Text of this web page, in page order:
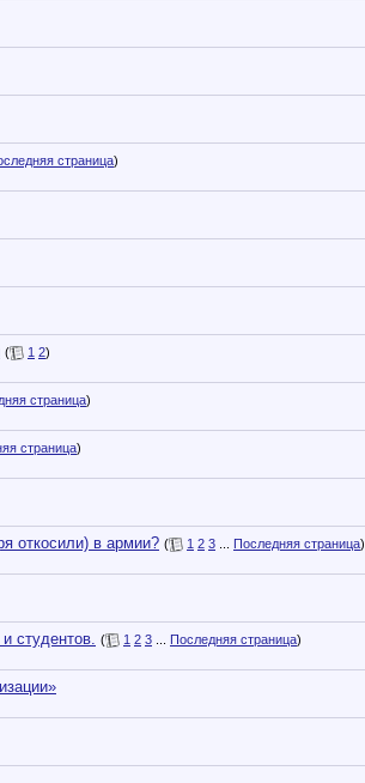
страница)
( 1 2)
страница)
страница)
откосили) в армии? ( 1 2 3 Последняя страница)
студентов. ( 1 2 3 Последняя страница)